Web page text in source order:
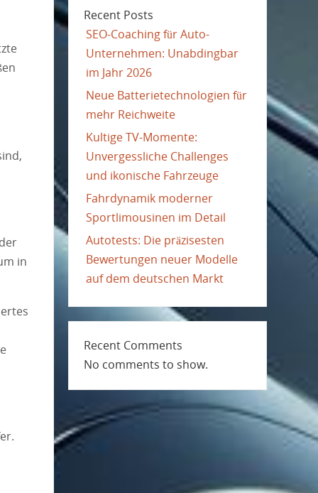
in
Recent Posts
SEO-Coaching für Auto-
Unternehmen: Unabdingbar
im Jahr 2026
Neue Batterietechnologien für
mehr Reichweite
Kultige TV-Momente:
Unvergessliche Challenges
und ikonische Fahrzeuge
Fahrdynamik moderner
Sportlimousinen im Detail
Autotests: Die präzisesten
Bewertungen neuer Modelle
auf dem deutschen Markt
Recent Comments
No comments to show.